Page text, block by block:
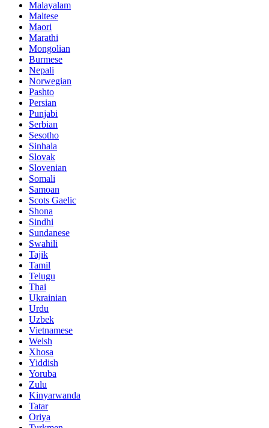
Malayalam
Maltese
Maori
Marathi
Mongolian
Burmese
Nepali
Norwegian
Pashto
Persian
Punjabi
Serbian
Sesotho
Sinhala
Slovak
Slovenian
Somali
Samoan
Scots Gaelic
Shona
Sindhi
Sundanese
Swahili
Tajik
Tamil
Telugu
Thai
Ukrainian
Urdu
Uzbek
Vietnamese
Welsh
Xhosa
Yiddish
Yoruba
Zulu
Kinyarwanda
Tatar
Oriya